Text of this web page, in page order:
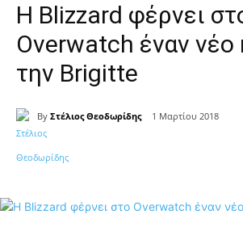
Η Blizzard φέρνει
Overwatch έναν
την Brigitte
By Στέλιος Θεοδωρίδης 1 Μαρτίου 2018